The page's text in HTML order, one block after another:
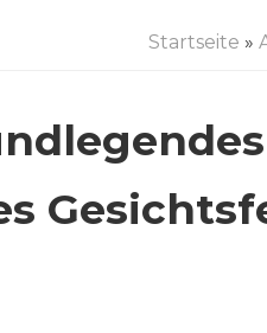
Startseite »